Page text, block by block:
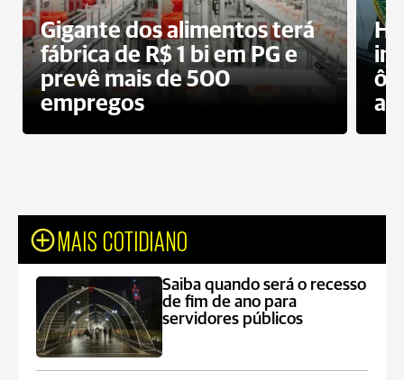
Gigante dos alimentos terá
fábrica de R$ 1 bi em PG e
prevê mais de 500
empregos
MAIS COTIDIANO
Saiba quando será o recesso
de fim de ano para
servidores públicos